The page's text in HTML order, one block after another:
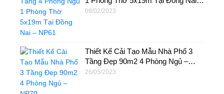
NP61
08/02/2023
Thiết Kế Cải Tạo Mẫu Nhà Phố 3
Tầng Đẹp 90m2 4 Phòng Ngủ –
NP70
26/05/2023